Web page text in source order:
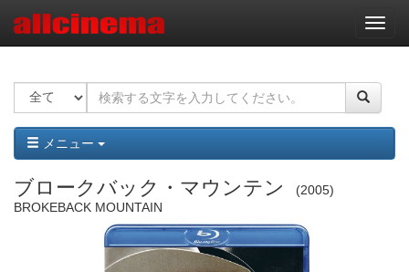
ナ
ビ
ー
ョ
ン
メニュー
ブロークバック・マウンテン
2005
BROKEBACK MOUNTAIN